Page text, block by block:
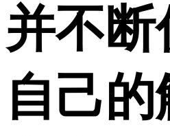
并不断
自己